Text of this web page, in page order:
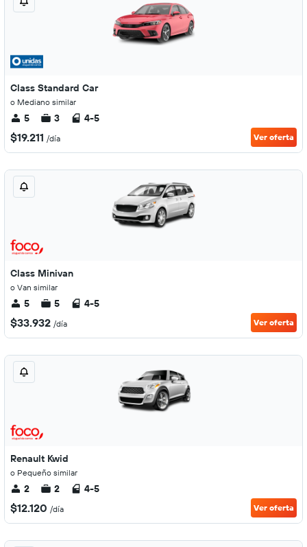
Class Standard Car
o Mediano similar
5 3 4-5
$19.211 /día Ver oferta
Class Minivan
o Van similar
5 5 4-5
$33.932 /día Ver oferta
Renault Kwid
o Pequeño similar
2 2 4-5
$12.120 /día Ver oferta